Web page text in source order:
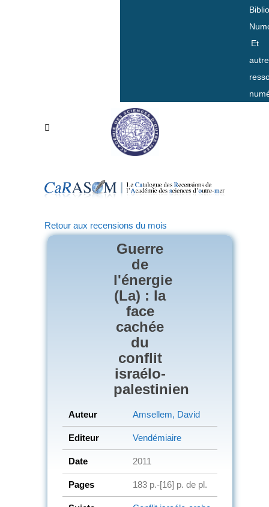
Et
Retour aux recensions du mois
Guerre
de
l'énergie
(La) : la
face
cachée
du
conflit
israélo-
palestinien
Auteur Amsellem, David
Editeur Vendémiaire
Date 2011
Pages 183 p.-[16] p. de pl.